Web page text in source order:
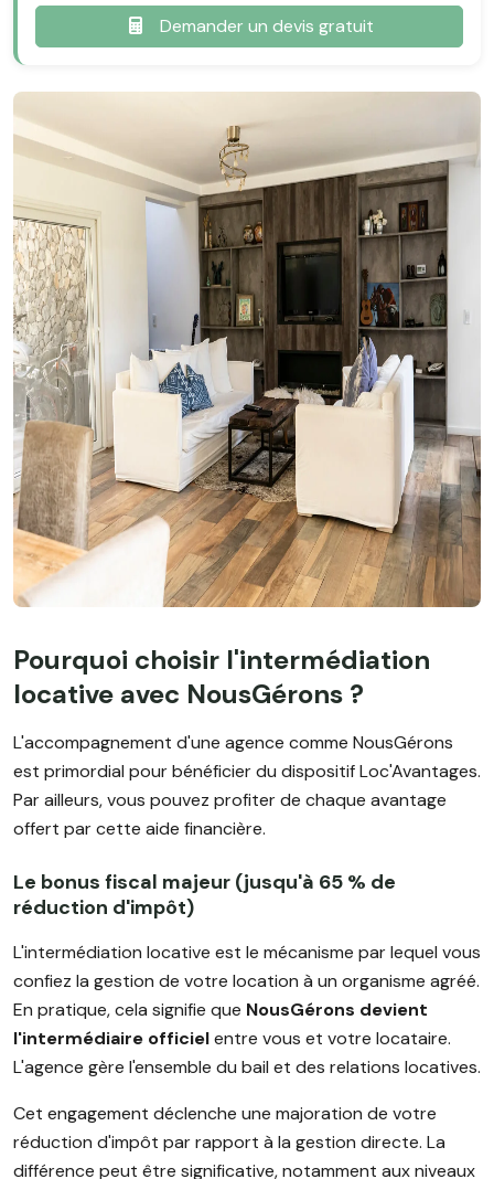
Demander un devis gratuit
Pourquoi choisir l'intermédiation
locative avec NousGérons ?
L'accompagnement d'une agence comme NousGérons
est primordial pour bénéficier du dispositif Loc'Avantages.
Par ailleurs, vous pouvez profiter de chaque avantage
offert par cette aide financière.
Le bonus fiscal majeur (jusqu'à 65 % de
réduction d'impôt)
L'intermédiation locative est le mécanisme par lequel vous
confiez la gestion de votre location à un organisme agréé.
En pratique, cela signifie que NousGérons devient
l'intermédiaire officielentre vous et votre locataire.
L'agence gère l'ensemble du bail et des relations locatives.
Cet engagement déclenche une majoration de votre
réduction d'impôt par rapport à la gestion directe. La
différence peut être significative, notamment aux niveaux